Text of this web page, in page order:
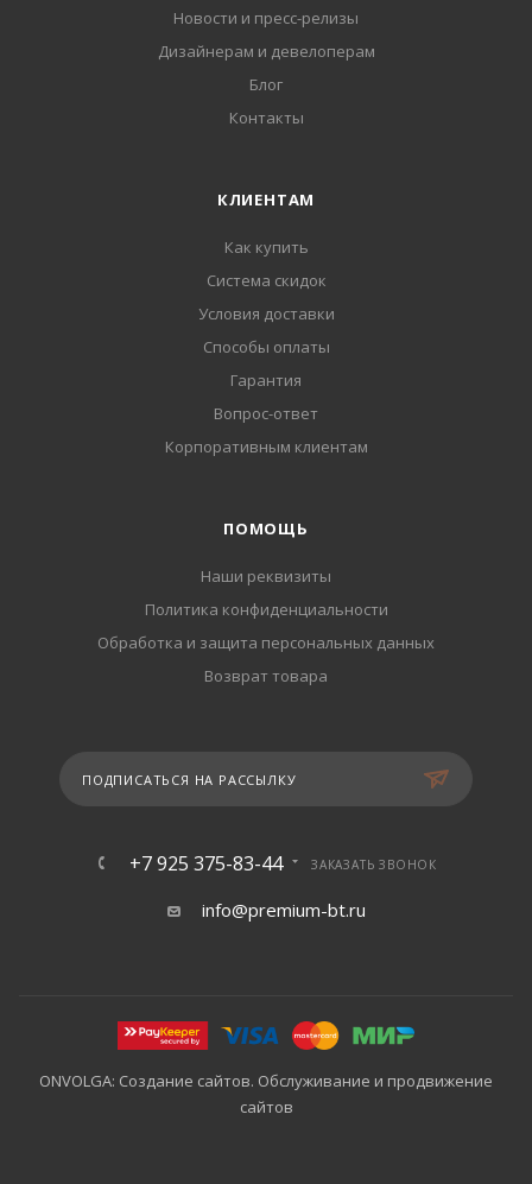
Новости и пресс-релизы
Дизайнерам и девелоперам
Блог
Контакты
КЛИЕНТАМ
Как купить
Система скидок
Условия доставки
Способы оплаты
Гарантия
Вопрос-ответ
Корпоративным клиентам
ПОМОЩЬ
Наши реквизиты
Политика конфиденциальности
Обработка и защита персональных данных
Возврат товара
ПОДПИСАТЬСЯ НА РАССЫЛКУ
+7 925 375-83-44 ЗАКАЗАТЬ ЗВОНОК
info@premium-bt.ru
ONVOLGA: Создание сайтов. Обслуживание и продвижение
сайтов